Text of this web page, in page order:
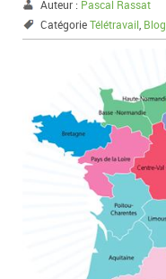
Auteur : Pascal Rassat
CatégorieTélétravail Blog